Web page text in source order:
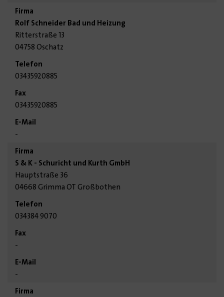
Rolf Schneider Bad und Heizung
Ritterstraße 13
04758 Oschatz
03435920885
03435920885
-
S & K - Schuricht und Kurth GmbH
Hauptstraße 36
04668 Grimma OT Großbothen
034384 9070
-
-